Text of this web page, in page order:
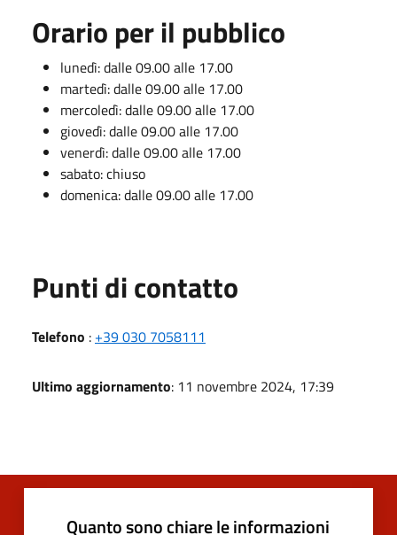
Orario per il pubblico
lunedì: dalle 09.00 alle 17.00
martedì: dalle 09.00 alle 17.00
mercoledì: dalle 09.00 alle 17.00
giovedì: dalle 09.00 alle 17.00
venerdì: dalle 09.00 alle 17.00
sabato: chiuso
domenica: dalle 09.00 alle 17.00
Punti di contatto
Telefono : +39 030 7058111
Ultimo aggiornamento: 11 novembre 2024, 17:39
Quanto sono chiare le informazioni